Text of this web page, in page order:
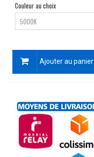
Couleur au choix
Ajouter au panier